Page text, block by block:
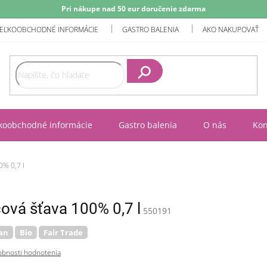
Pri nákupe nad 50 eur doručenie zdarma
INFORMÁCIE GASTRO BALENIA AKO NAKUPOVAŤ
Hľadať
informácie Gastro balenia O nás
0,7 l
šťava 100% 0,7 l 550191
Bio Fair Trade
hodnotenia